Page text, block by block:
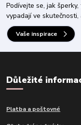
Podívejte se, jak
vypadají ve
Vaše inspirace
Důležité
Platba a poštovné